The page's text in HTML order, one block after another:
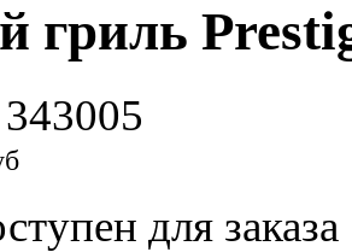
гриль
для заказа